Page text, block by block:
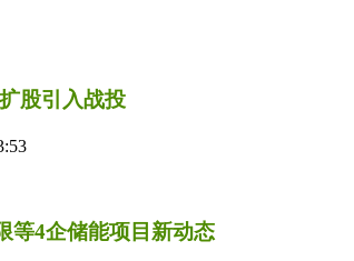
股引入战投
等4企储能项目新动态